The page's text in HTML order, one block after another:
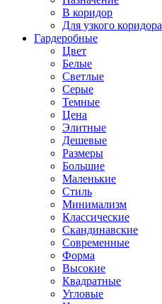
В коридор
Для узкого коридора
Гардеробные
Цвет
Белые
Светлые
Серые
Темные
Цена
Элитные
Дешевые
Размеры
Большие
Маленькие
Стиль
Минимализм
Классические
Скандинавские
Современные
Форма
Высокие
Квадратные
Угловые